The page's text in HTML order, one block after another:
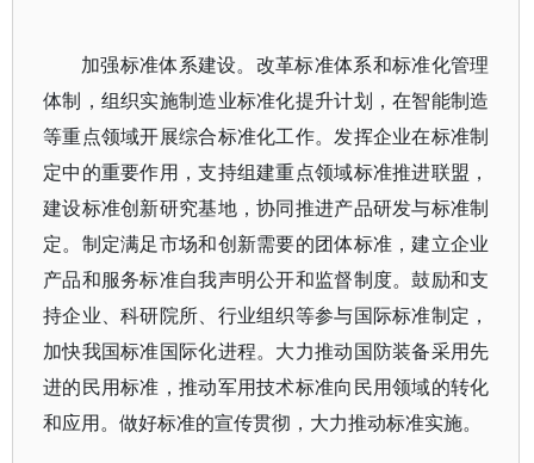
加强标准体系建设。改革标准体系和标准化管理
体制，组织实施制造业标准化提升计划，在智能制造
等重点领域开展综合标准化工作。发挥企业在标准制
定中的重要作用，支持组建重点领域标准推进联盟，
建设标准创新研究基地，协同推进产品研发与标准制
定。制定满足市场和创新需要的团体标准，建立企业
产品和服务标准自我声明公开和监督制度。鼓励和支
持企业、科研院所、行业组织等参与国际标准制定，
加快我国标准国际化进程。大力推动国防装备采用先
进的民用标准，推动军用技术标准向民用领域的转化
和应用。做好标准的宣传贯彻，大力推动标准实施。